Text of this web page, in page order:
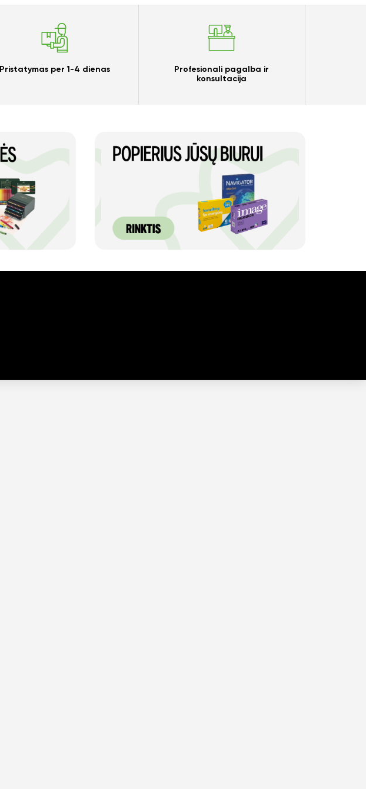
Pristatymas per 1-4 dienas
Profesionali pagalba ir
konsultacija